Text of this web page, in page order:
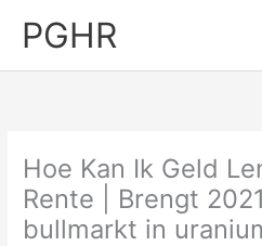
PGHR
Hoe Kan Ik Geld
Rente | Brengt
bullmarkt in